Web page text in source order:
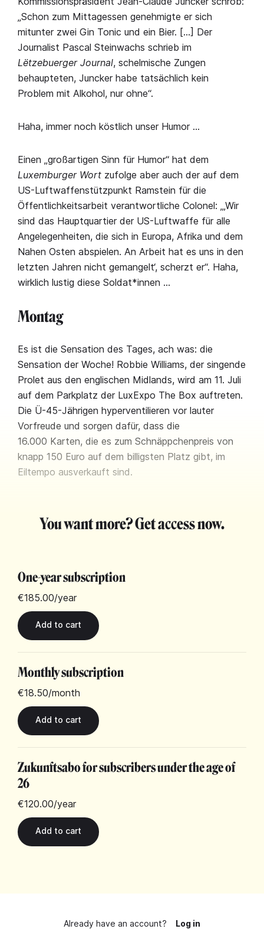
„Schon zum Mittagessen genehmigte er sich
mitunter zwei Gin Tonic und ein Bier. […] Der
Journalist Pascal Steinwachs schrieb im
Lëtzebuerger Journal, schelmische Zungen
behaupteten, Juncker habe tatsächlich kein
Problem mit Alkohol, nur ohne“.
Haha, immer noch köstlich unser Humor …
Einen „großartigen Sinn für Humor“ hat dem
Luxemburger Wort zufolge aber auch der auf dem
US-Luftwaffenstützpunkt Ramstein für die
Öffentlichkeitsarbeit verantwortliche Colonel: „‚Wir
sind das Hauptquartier der US-Luftwaffe für alle
Angelegenheiten, die sich in Europa, Afrika und dem
Nahen Osten abspielen. An Arbeit hat es uns in den
letzten Jahren nicht gemangelt‘, scherzt er“. Haha,
wirklich lustig diese Soldat*innen …
Montag
Es ist die Sensation des Tages, ach was: die
Sensation der Woche! Robbie Williams, der singende
Prolet aus den englischen Midlands, wird am 11. Juli
auf dem Parkplatz der LuxExpo The Box auftreten.
Die Ü-45-Jährigen hyperventilieren vor lauter
Vorfreude und sorgen dafür, dass die
16.000 Karten, die es zum Schnäppchenpreis von
knapp 150 Euro auf dem billigsten Platz gibt, im
Eiltempo ausverkauft sind.
You want more? Get access now.
One-year subscription
€185.00/year
Monthly subscription
€18.50/month
Zukunftsabo for subscribers under the age of
26
€120.00/year
Already have an account? Log in